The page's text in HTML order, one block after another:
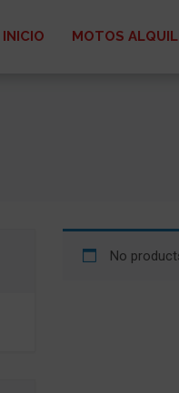
INICIO MOTOS
No